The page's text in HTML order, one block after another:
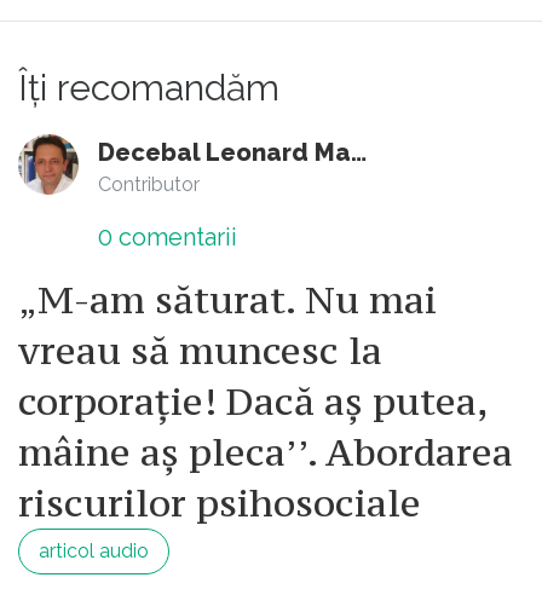
Îți recomandăm
Decebal Leonard Marin
Contributor
0 comentarii
„M-am săturat. Nu mai
vreau să muncesc la
corporație! Dacă aș putea,
mâine aș pleca’’. Abordarea
riscurilor psihosociale
articol audio